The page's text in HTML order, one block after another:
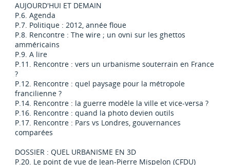
AUJOURD'HUI ET DEMAIN
P.6. Agenda
P.7. Politique : 2012, année floue
P.8. Rencontre : The wire ; un ovni sur les ghettos
amméricains
P.9. A lire
P.11. Rencontre : vers un urbanisme souterrain en France
?
P.12. Rencontre : quel paysage pour la métropole
francilienne ?
P.14. Rencontre : la guerre modèle la ville et vice-versa ?
P.16. Rencontre : quand la photo devien outils
P.17. Rencontre : Pars vs Londres, gouvernances
comparées
DOSSIER : QUEL URBANISME EN 3D
P.20. Le point de vue de Jean-Pierre Mispelon (CFDU)